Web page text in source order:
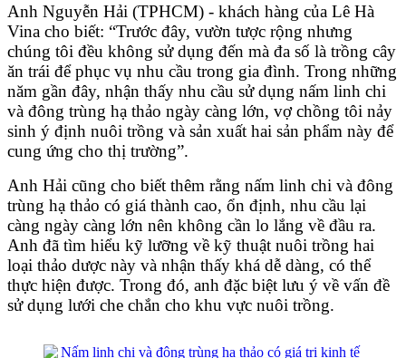
Anh Nguyễn Hải (TPHCM) - khách hàng của Lê Hà
Vina cho biết: “Trước đây, vườn tược rộng nhưng
chúng tôi đều không sử dụng đến mà đa số là trồng cây
ăn trái để phục vụ nhu cầu trong gia đình. Trong những
năm gần đây, nhận thấy nhu cầu sử dụng nấm linh chi
và đông trùng hạ thảo ngày càng lớn, vợ chồng tôi nảy
sinh ý định nuôi trồng và sản xuất hai sản phẩm này để
cung ứng cho thị trường”.
Anh Hải cũng cho biết thêm rằng nấm linh chi và đông
trùng hạ thảo có giá thành cao, ổn định, nhu cầu lại
càng ngày càng lớn nên không cần lo lắng về đầu ra.
Anh đã tìm hiểu kỹ lưỡng về kỹ thuật nuôi trồng hai
loại thảo dược này và nhận thấy khá dễ dàng, có thể
thực hiện được. Trong đó, anh đặc biệt lưu ý về vấn đề
sử dụng lưới che chắn cho khu vực nuôi trồng.